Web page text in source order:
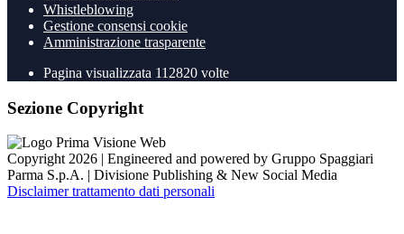
Whistleblowing
Gestione consensi cookie
Amministrazione trasparente
Pagina visualizzata 112820 volte
Sezione Copyright
Copyright 2026 | Engineered and powered by Gruppo Spaggiari
Parma S.p.A. | Divisione Publishing & New Social Media
Disclaimer trattamento dati personali